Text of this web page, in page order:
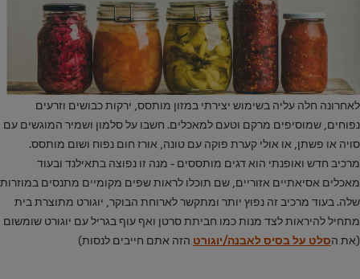
לאחרונה חלה עליה בשימוש יצירתי במזון מותסס, ירקות כבושים וזרעים
נפוחים, שמוסיפים מרקם וטעם למאכלים. חשבו על סלמון ושמיר המוגשים עם
סויה או פשתן, או אולי קערת פוקה עם טונה, אורז חום נפוח ושום מותסס.
מרכיב חדש ואופנתי הוא דגים מותססים - מנה זו נפוצה בתאילנד ובעוד
מאכלים אסיאתיים אזוריים, שם תוכלו לראות שפים מקומיים מתנסים במוזרות
שלה. בעוד מרכיב זה נפוץ יותר ומתקשר לארוחת הבוקר, יוגורט מתוצרת בית
מתחיל להיראות לצד מנות כמו חביתת סרטן ואף עוף בגריל עם יוגורט שומשום
(את הסלט על בסיס לאבנה/יוגורט הזה אתם חייבים לנסות)